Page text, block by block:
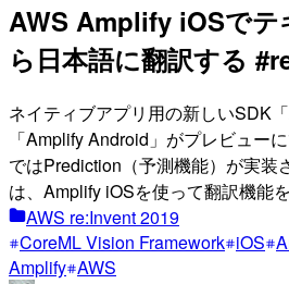
AWS Amplify iOSでテ
ら日本語に翻訳する
ネイティブアプリ用の新しいSDK
「Amplify Android」がプレビュー
ではPrediction（予測機能）が実装
は、Amplify iOSを使って翻訳機能
AWS re:Invent 2019
CoreML Vision Framework iOS
Amplify AWS